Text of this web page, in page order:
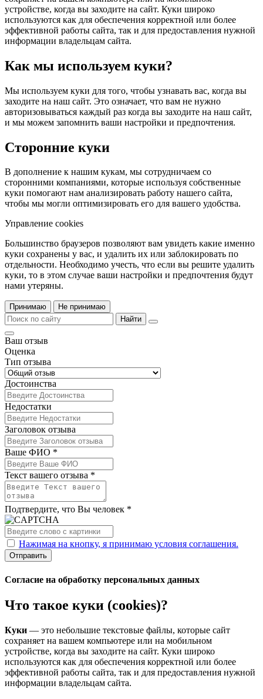
устройстве, когда вы заходите на сайт. Куки широко
используются как для обеспечения корректной или более
эффективной работы сайта, так и для предоставления нужной
информации владельцам сайта.
Как мы используем куки?
Мы используем куки для того, чтобы узнавать вас, когда вы
заходите на наш сайт. Это означает, что вам не нужно
авторизовываться каждый раз когда вы заходите на наш сайт,
и мы можем запомнить ваши настройки и предпочтения.
Сторонние куки
В дополнение к нашим кукам, мы сотрудничаем со
сторонними компаниями, которые используя собственные
куки помогают нам анализировать работу нашего сайта,
чтобы мы могли оптимизировать его для вашего удобства.
Управление cookies
Большинство браузеров позволяют вам увидеть какие именно
куки сохранены у вас, и удалить их или заблокировать по
отдельности. Необходимо учесть, что если вы решите удалить
куки, то в этом случае ваши настройки и предпочтения будут
нами утеряны.
Принимаю
Не принимаю
Найти
Ваш отзыв
Оценка
Тип отзыва
Достоинства
Недостатки
Заголовок отзыва
Ваше ФИО *
Текст вашего отзыва *
Подтвердите, что Вы человек *
Нажимая на кнопку, я принимаю условия соглашения.
Отправить
Согласие на обработку персональных данных
Что такое куки (cookies)?
Куки — это небольшие текстовые файлы, которые сайт
сохраняет на вашем компьютере или на мобильном
устройстве, когда вы заходите на сайт. Куки широко
используются как для обеспечения корректной или более
эффективной работы сайта, так и для предоставления нужной
информации владельцам сайта.